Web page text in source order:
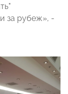
за рубеж», -